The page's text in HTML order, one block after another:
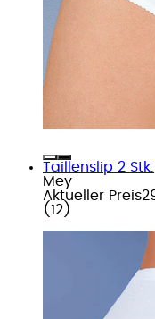
Taillenslip 2 Stk.
Mey
Aktueller Preis
( 12 )